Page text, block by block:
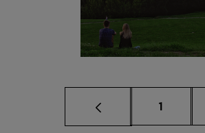
Página
1